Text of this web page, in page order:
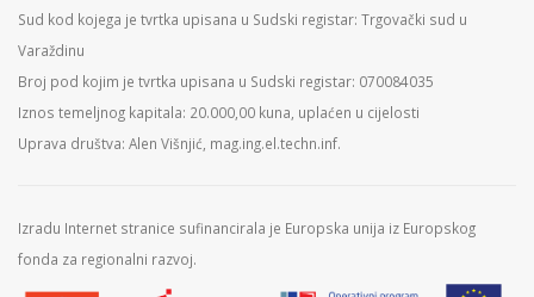
Sud kod kojega je tvrtka upisana u Sudski registar: Trgovački sud u
Varaždinu
Broj pod kojim je tvrtka upisana u Sudski registar: 070084035
Iznos temeljnog kapitala: 20.000,00 kuna, uplaćen u cijelosti
Uprava društva: Alen Višnjić, mag.ing.el.techn.inf.
Izradu Internet stranice sufinancirala je Europska unija iz Europskog
fonda za regionalni razvoj.